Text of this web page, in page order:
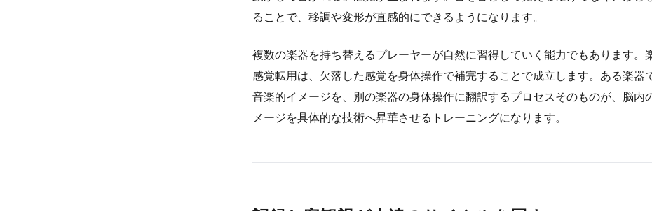
ることで、移調や変形が直感的にできるようになります。
複数の楽器を持ち替えるプレーヤーが自然に習得していく能力でもあります。
感覚転用は、欠落した感覚を身体操作で補完することで成立します。ある楽器
音楽的イメージを、別の楽器の身体操作に翻訳するプロセスそのものが、脳内
メージを具体的な技術へ昇華させるトレーニングになります。